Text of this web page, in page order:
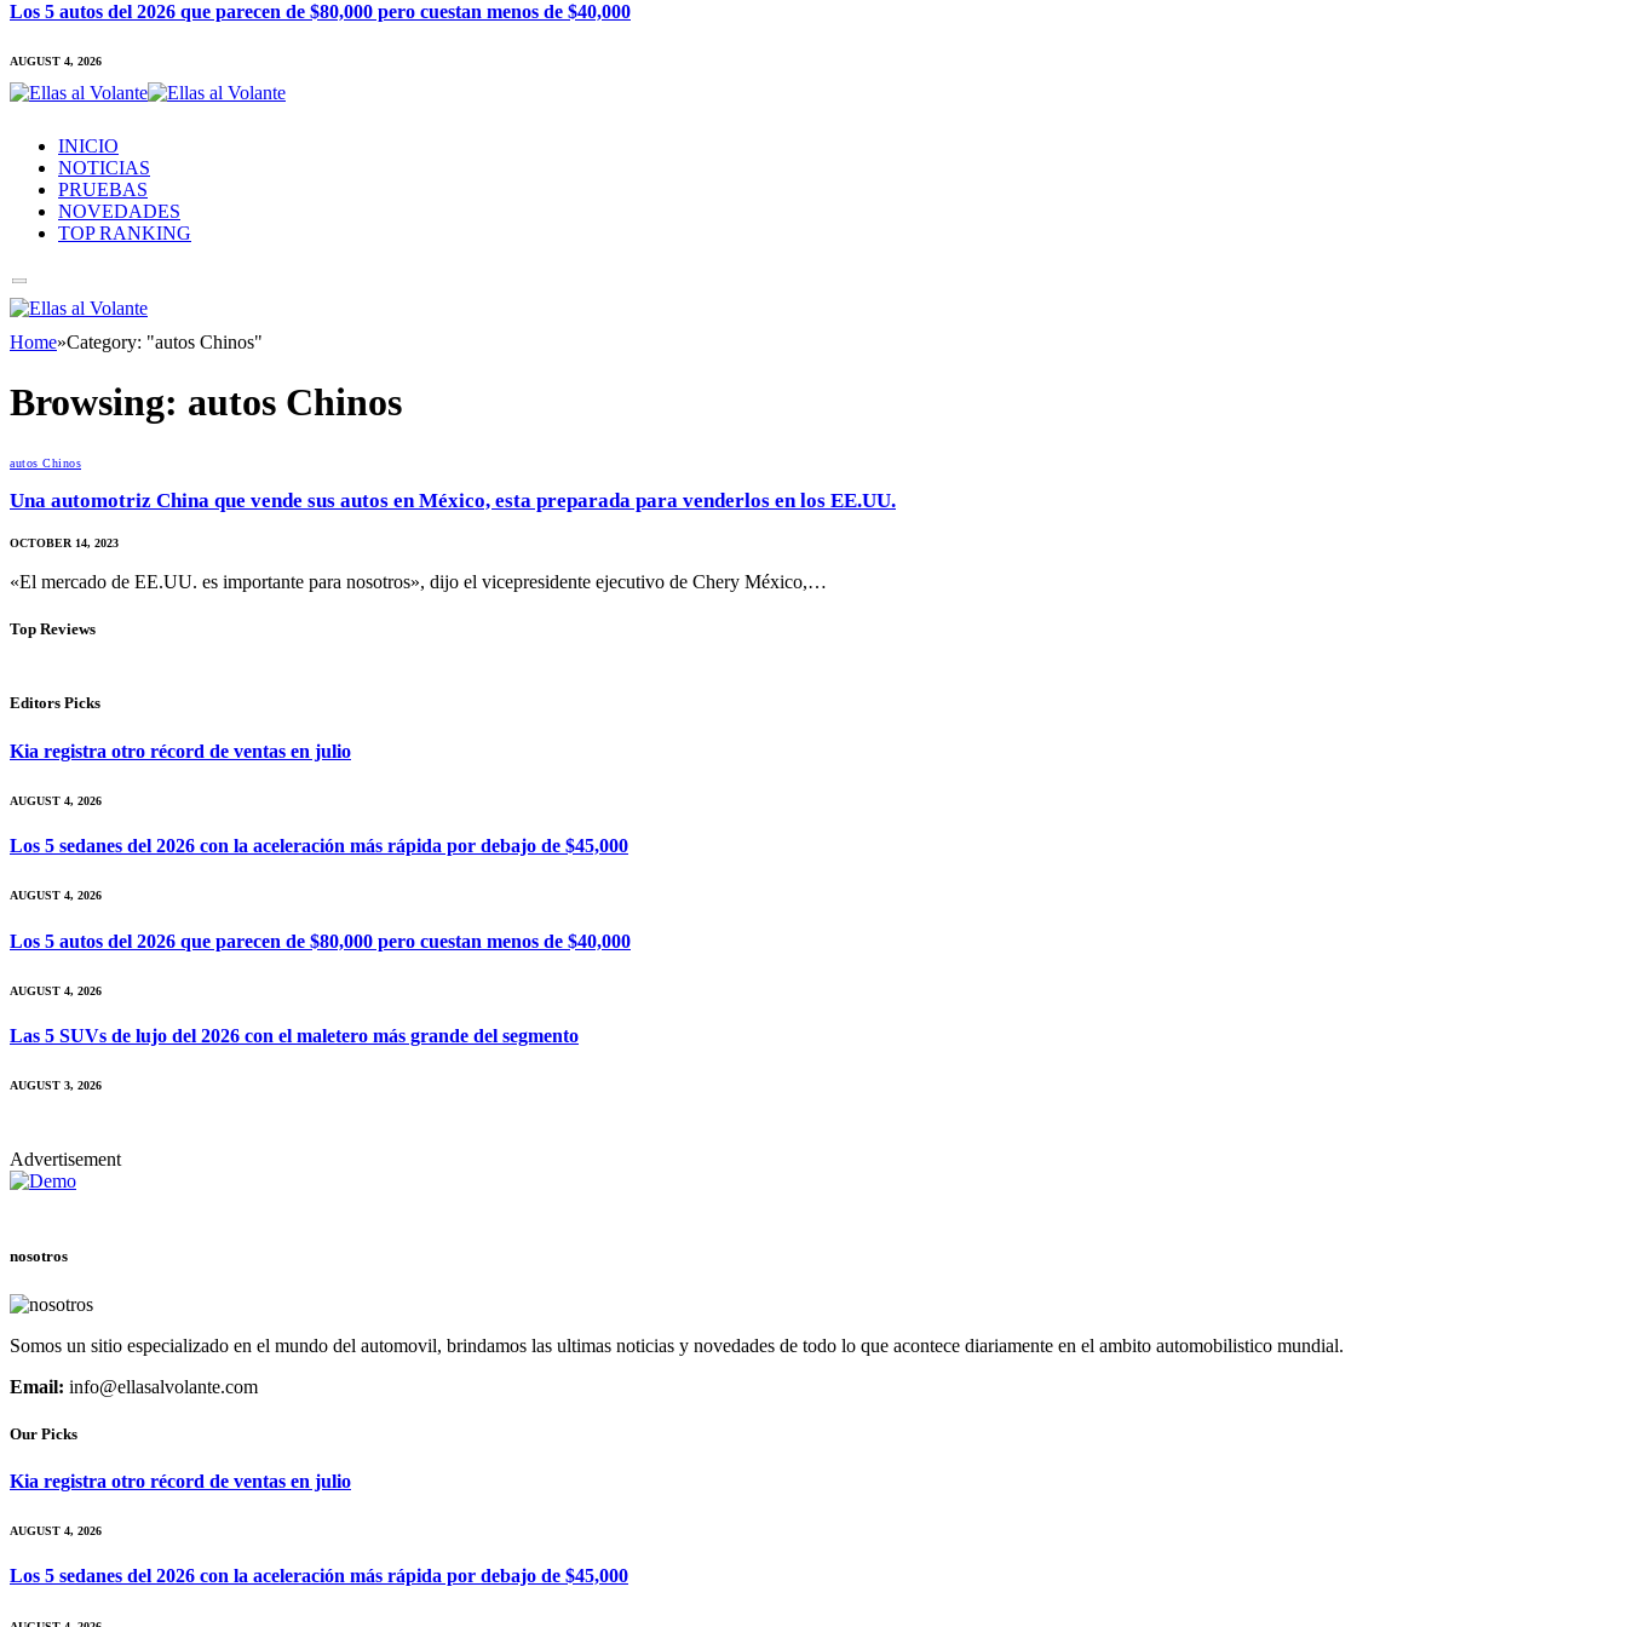
Los 5 autos del 2026 que parecen de $80,000 pero cuestan menos de $40,000
AUGUST 4, 2026
INICIO
NOTICIAS
PRUEBAS
NOVEDADES
TOP RANKING
Home»Category: "autos Chinos"
Browsing: autos Chinos
autos Chinos
Una automotriz China que vende sus autos en México, esta preparada para venderlos en los EE.UU.
OCTOBER 14, 2023
«El mercado de EE.UU. es importante para nosotros», dijo el vicepresidente ejecutivo de Chery México,…
Top Reviews
Editors Picks
Kia registra otro récord de ventas en julio
AUGUST 4, 2026
Los 5 sedanes del 2026 con la aceleración más rápida por debajo de $45,000
AUGUST 4, 2026
Los 5 autos del 2026 que parecen de $80,000 pero cuestan menos de $40,000
AUGUST 4, 2026
Las 5 SUVs de lujo del 2026 con el maletero más grande del segmento
AUGUST 3, 2026
Advertisement
nosotros
Somos un sitio especializado en el mundo del automovil, brindamos las ultimas noticias y novedades de todo lo que acontece diariamente en el ambito automobilistico mundial.
Email: info@ellasalvolante.com
Our Picks
Kia registra otro récord de ventas en julio
AUGUST 4, 2026
Los 5 sedanes del 2026 con la aceleración más rápida por debajo de $45,000